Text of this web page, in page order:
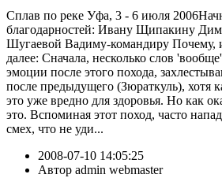
Сплав по реке Уфа, 3 - 6 июля
благодарностей: Ивану Щипакину
Шугаевой Вадиму-командиру Почему,
далее: Сначала, несколько слов
эмоции после этого похода,
после предыдущего (Зюраткуль), хотя
это уже вредно для здоровья. Но как
это. Вспоминая этот поход, часто
смех, что не уди...
2008-07-10 14:05:25
Автор admin webmaster